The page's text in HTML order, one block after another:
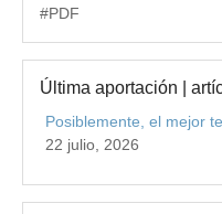
#PDF
Última aportación |
Posiblemente, el mejor
22 julio, 2026